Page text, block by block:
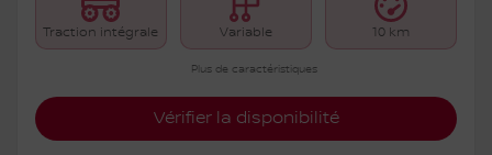
Traction intégrale Variable 10 km
Plus de caractéristiques
Vérifier la disponibilité